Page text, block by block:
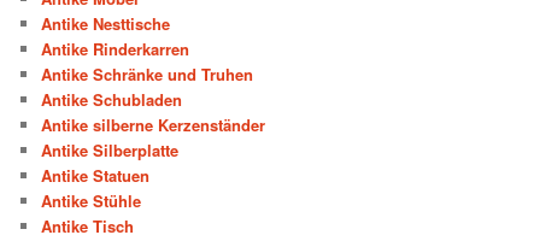
Antike Nesttische
Antike Rinderkarren
Antike Schränke und Truhen
Antike Schubladen
Antike silberne Kerzenständer
Antike Silberplatte
Antike Statuen
Antike Stühle
Antike Tisch